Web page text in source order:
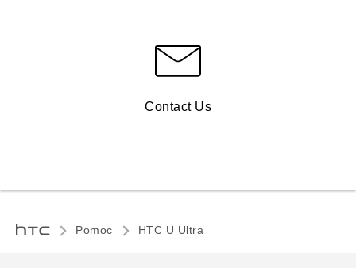
Contact Us
Pomoc HTC U Ultra‎